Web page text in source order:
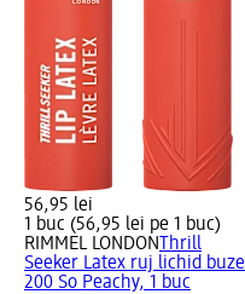
56,95 lei
1 buc (56,95 lei pe 1 buc)
RIMMEL LONDON
Thrill
Seeker Latex ruj lichid buze
200 So Peachy, 1 buc